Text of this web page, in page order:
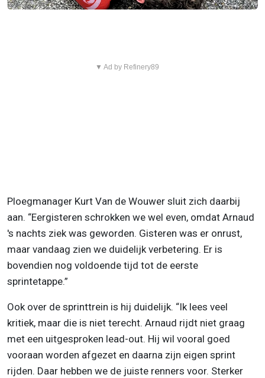
▼ Ad by Refinery89
Ploegmanager Kurt Van de Wouwer sluit zich daarbij
aan. “Eergisteren schrokken we wel even, omdat Arnaud
's nachts ziek was geworden. Gisteren was er onrust,
maar vandaag zien we duidelijk verbetering. Er is
bovendien nog voldoende tijd tot de eerste
sprintetappe.”
Ook over de sprinttrein is hij duidelijk. “Ik lees veel
kritiek, maar die is niet terecht. Arnaud rijdt niet graag
met een uitgesproken lead-out. Hij wil vooral goed
vooraan worden afgezet en daarna zijn eigen sprint
rijden. Daar hebben we de juiste renners voor. Sterker